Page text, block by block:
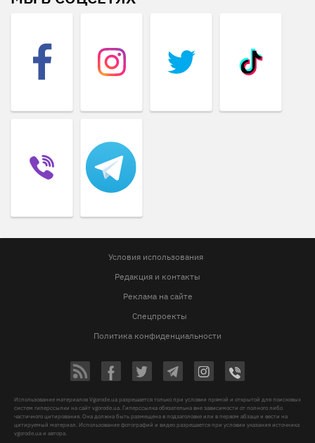
Условия использования
Редакция и контакты
Реклама на сайте
Спецпроекты
Политика конфиденциальности
Использование материалов Vgorode.ua разрешается только при условии прямой и открытой для поисковых
систем гиперссылки на сайт vgorode.ua. Гиперссылка обязательна вне зависимости от полного либо
частичного цитирования. Она должна быть размещена в подзаголовке или в первом абзаце и вести на
цитируемый материал. Использование фотографий и видео разрешается при условии указания источника
vgorode.ua и автора.